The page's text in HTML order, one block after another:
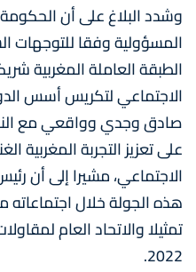
وشدد البلاغ على أن
المسؤولية وفقا للتوجهات
الطبقة العاملة المغربية
الاجتماعي لتكريس أسس
صادق وجدي وواقعي مع
على تعزيز التجربة المغربية
الاجتماعي، مشيرا إلى أن
هذه الجولة خلال اجتماعاته
2022.